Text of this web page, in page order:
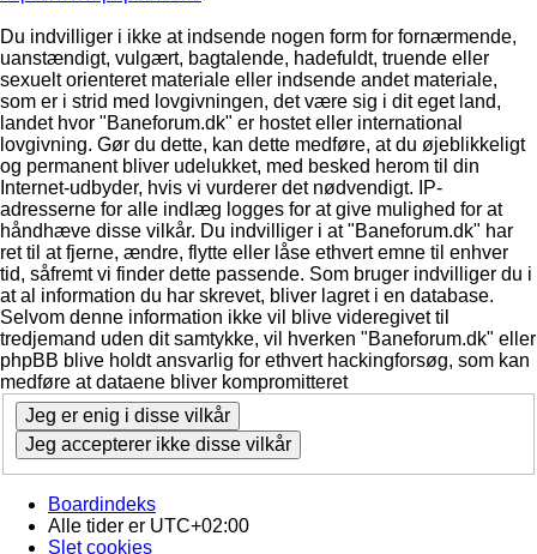
Du indvilliger i ikke at indsende nogen form for fornærmende,
uanstændigt, vulgært, bagtalende, hadefuldt, truende eller
sexuelt orienteret materiale eller indsende andet materiale,
som er i strid med lovgivningen, det være sig i dit eget land,
landet hvor "Baneforum.dk" er hostet eller international
lovgivning. Gør du dette, kan dette medføre, at du øjeblikkeligt
og permanent bliver udelukket, med besked herom til din
Internet-udbyder, hvis vi vurderer det nødvendigt. IP-
adresserne for alle indlæg logges for at give mulighed for at
håndhæve disse vilkår. Du indvilliger i at "Baneforum.dk" har
ret til at fjerne, ændre, flytte eller låse ethvert emne til enhver
tid, såfremt vi finder dette passende. Som bruger indvilliger du i
at al information du har skrevet, bliver lagret i en database.
Selvom denne information ikke vil blive videregivet til
tredjemand uden dit samtykke, vil hverken "Baneforum.dk" eller
phpBB blive holdt ansvarlig for ethvert hackingforsøg, som kan
medføre at dataene bliver kompromitteret
Boardindeks
Alle tider er UTC+02:00
Slet cookies